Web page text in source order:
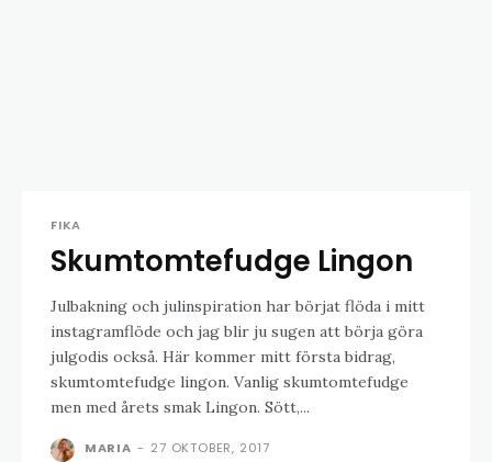
FIKA
Skumtomtefudge Lingon
Julbakning och julinspiration har börjat flöda i mitt
instagramflöde och jag blir ju sugen att börja göra
julgodis också. Här kommer mitt första bidrag,
skumtomtefudge lingon. Vanlig skumtomtefudge
men med årets smak Lingon. Sött,...
MARIA - 27 OKTOBER, 2017